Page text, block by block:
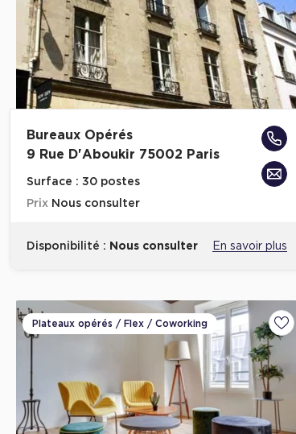
Bureaux Opérés
9 Rue D'Aboukir 75002 Paris
Surface : 30 postes
Prix Nous consulter
Disponibilité : Nous consulter En savoir plus
Plateaux opérés / Flex / Coworking